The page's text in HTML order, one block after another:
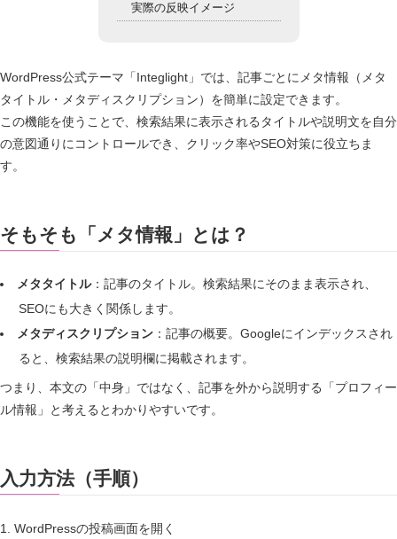
実際の反映イメージ
WordPress公式テーマ「Integlight」では、記事ごとにメタ情報（メタ
タイトル・メタディスクリプション）を簡単に設定できます。
この機能を使うことで、検索結果に表示されるタイトルや説明文を自分
の意図通りにコントロールでき、クリック率やSEO対策に役立ちま
す。
そもそも「メタ情報」とは？
メタタイトル：記事のタイトル。検索結果にそのまま表示され、
SEOにも大きく関係します。
メタディスクリプション ：記事の概要。Googleにインデックスされ
ると、検索結果の説明欄に掲載されます。
つまり、本文の「中身」ではなく、記事を外から説明する「プロフィー
ル情報」と考えるとわかりやすいです。
入力方法（手順）
WordPressの投稿画面を開く